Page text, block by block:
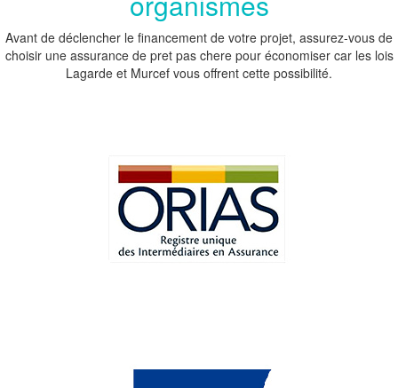
Avant de déclencher le financement de votre projet, assurez-vous de
choisir une assurance de pret pas chere pour économiser car les lois
Lagarde et Murcef vous offrent cette possibilité.